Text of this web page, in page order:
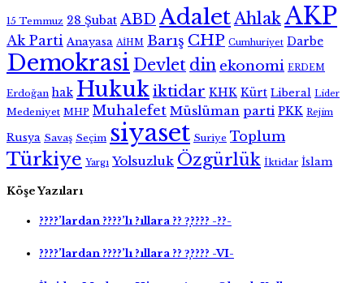
15 Temmuz 28 Şubat ABD AdaletAhlak AKP
Ak Parti Anayasa AİHM Barış CHP Cumhuriyet Darbe
Demokrasi Devlet din ekonomi ERDEM
Erdoğan hak Hukukiktidar KHK Kürt Liberal Lider
Medeniyet MHP Muhalefet Müslüman parti PKK Rejim
Rusya Savaş Seçim siyaset Suriye Toplum
Türkiye Yargı Yolsuzluk Özgürlük İktidar İslam
Köşe Yazıları
????’lardan ????’lı ?ıllara ?? ?̧???? -??-
????’lardan ????’lı ?ıllara ?? ?̧???? -VI-